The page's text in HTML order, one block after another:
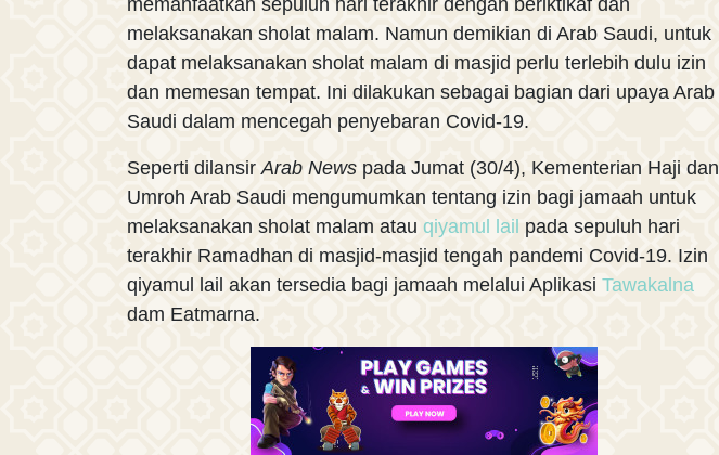
memanfaatkan sepuluh hari terakhir dengan beriktikaf dan
melaksanakan sholat malam. Namun demikian di Arab Saudi, untuk
dapat melaksanakan sholat malam di masjid perlu terlebih dulu izin
dan memesan tempat. Ini dilakukan sebagai bagian dari upaya Arab
Saudi dalam mencegah penyebaran Covid-19.
Seperti dilansirArab News pada Jumat (30/4), Kementerian Haji dan
Umroh Arab Saudi mengumumkan tentang izin bagi jamaah untuk
melaksanakan sholat malam atau qiyamul lail pada sepuluh hari
terakhir Ramadhan di masjid-masjid tengah pandemi Covid-19. Izin
qiyamul lail akan tersedia bagi jamaah melalui Aplikasi Tawakalna
dam Eatmarna.